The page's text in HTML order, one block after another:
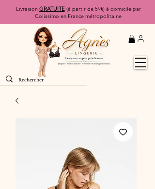
Livraison GRATUITE(à partir de 59€) à domicile par
Colissimo en France métropolitaine